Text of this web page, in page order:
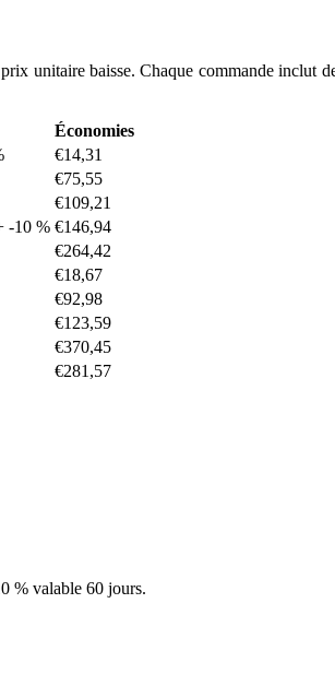
unitaire baisse. Chaque commande inclut
Économies
€14,31
€75,55
€109,21
-10 % €146,94
€264,42
€18,67
€92,98
€123,59
€370,45
€281,57
% valable 60 jours.